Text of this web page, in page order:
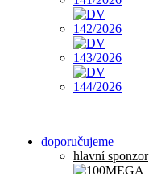
doporučujeme
hlavní sponzor